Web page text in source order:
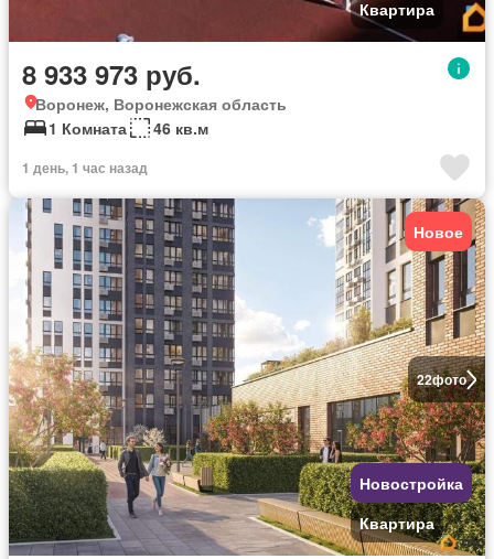
Квартира
8 933 973 руб.
Воронеж, Воронежская область
1 Комната
46 кв.м
1 день, 1 час назад
22фото
Новое
Новостройка
Квартира